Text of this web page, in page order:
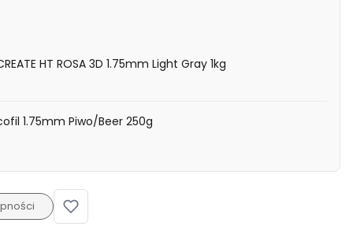
HT ROSA 3D 1.75mm Light Gray 1kg
1.75mm Piwo/Beer 250g